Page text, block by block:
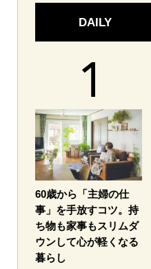
DAILY
60歳から「主婦の仕
事」を手放すコツ。持
ち物も家事もスリムダ
ウンして心が軽くなる
暮らし